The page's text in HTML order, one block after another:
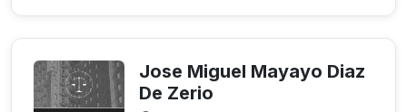
Jose Miguel Mayayo Diaz
De Zerio